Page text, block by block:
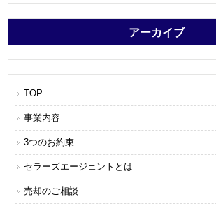
アーカイブ
TOP
事業内容
3つのお約束
セラーズエージェントとは
売却のご相談